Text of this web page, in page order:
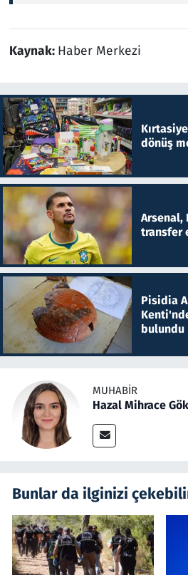
Kaynak: Haber Merkezi
dönüş
Arsenal,
transfer
Pisidia
bulundu
MUHABIR
Hazal Mihrace
Bunlar da ilginizi